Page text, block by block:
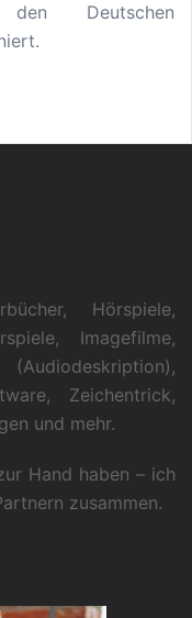
Deutschen
Hörspiele,
Imagefilme,
Zeichentrick,
und mehr.
Hand haben – ich
zusammen.